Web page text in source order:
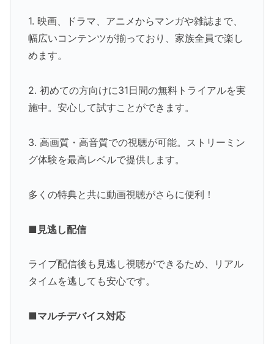
1. 映画、ドラマ、アニメからマンガや雑誌まで、
幅広いコンテンツが揃っており、家族全員で楽し
めます。
2. 初めての方向けに31日間の無料トライアルを実
施中。安心して試すことができます。
3. 高画質・高音質での視聴が可能。ストリーミン
グ体験を最高レベルで提供します。
多くの特典と共に動画視聴がさらに便利！
■見逃し配信
ライブ配信後も見逃し視聴ができるため、リアル
タイムを逃しても安心です。
■マルチデバイス対応